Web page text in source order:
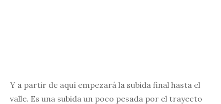
Y a partir de aquí empezará la subida final hasta el
valle. Es una subida un poco pesada por el trayecto